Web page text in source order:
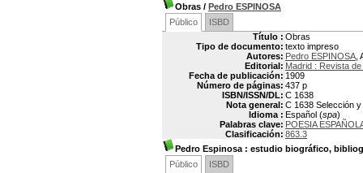
Obras / Pedro ESPINOSA
Público
ISBD
Título : Obras
Tipo de documento: texto impreso
Autores: Pedro ESPINOSA ,
Editorial: Madrid : Revista
Fecha de publicación: 1909
Número de páginas: 437 p
ISBN/ISSN/DL: C 1638
Nota general: C 1638 Selección
Idioma : Español (spa)
Palabras clave: POESIA
Clasificación: 863.3
Pedro Espinosa : estudio biográfico,
Público
ISBD